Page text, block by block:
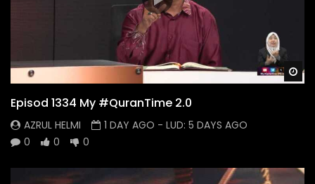
Episod 1334 My #QuranTime 2.0
AZRUL HELMI 1 DAY AGO - LUD: 5 DAYS AGO
0
0 0